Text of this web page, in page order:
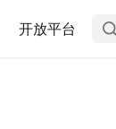
开放平台